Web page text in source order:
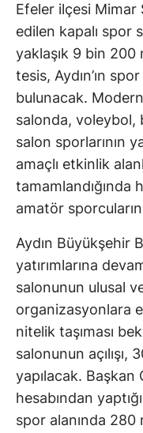
Efeler ilçesi Mimar
edilen kapalı spor
yaklaşık 9 bin 200
tesis, Aydın’ın
bulunacak.
salonda,
salon sporlarının
amaçlı etkinlik
tamamlandığında
amatör
Aydın Büyükşehir
yatırımlarına
salonunun ulusal
organizasyonlara
nitelik taşıması
salonunun açılışı,
yapılacak.
hesabından
spor alanında 280